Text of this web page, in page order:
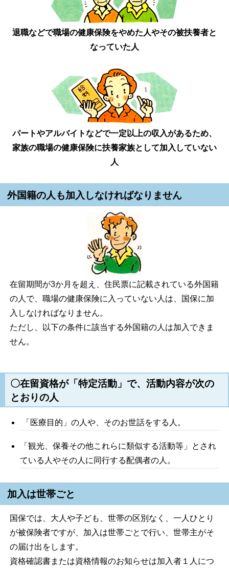
退職などで職場の健康保険をやめた人やその被扶養者と
なっていた人
パートやアルバイトなどで一定以上の収入があるため、
家族の職場の健康保険に扶養家族として加入していない
人
外国籍の人も加入しなければなりません
在留期間が3か月を超え、住民票に記載されている外国籍
の人で、職場の健康保険に入っていない人は、国保に加
入しなければなりません。
ただし、以下の条件に該当する外国籍の人は加入できま
せん。
〇在留資格が「特定活動」で、活動内容が次の
とおりの人
「医療目的」の人や、そのお世話をする人。
「観光、保養その他これらに類似する活動等」とされ
ている人やその人に同行する配偶者の人。
加入は世帯ごと
国保では、大人や子ども、世帯の区別なく、一人ひとり
が被保険者ですが、加入は世帯ごとで行い、世帯主がそ
の届け出をします。
資格確認書または資格情報のお知らせは加入者１人につ